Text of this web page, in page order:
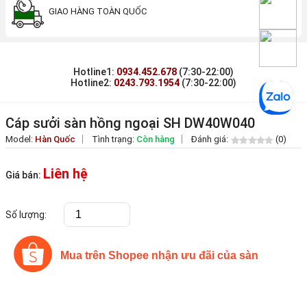
GIAO HÀNG TOÀN QUỐC
Hotline1: 0934.452.678 (7:30-22:00)
Hotline2: 0243.793.1954 (7:30-22:00)
Cáp sưởi sàn hồng ngoại SH DW40W040
Model: Hàn Quốc Tình trạng: Còn hàng Đánh giá: (0)
Giá bán: Liên hệ
Số lượng:
Mua trên Shopee nhận ưu đãi của sàn